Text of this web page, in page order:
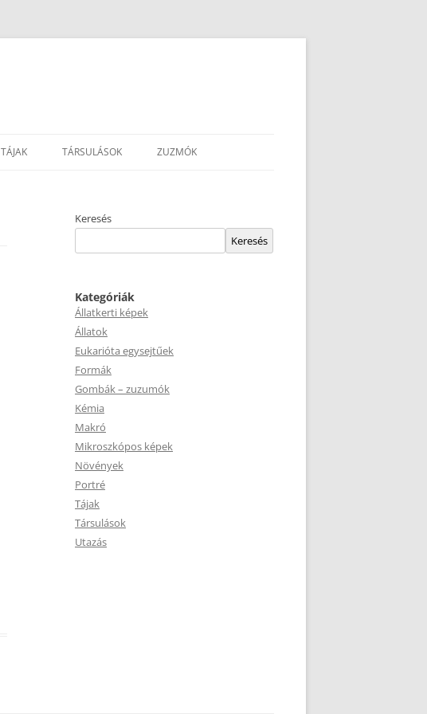
TÁJAK TÁRSULÁSOK ZUZMÓK
Keresés
Keresés
Kategóriák
Állatkerti képek
Állatok
Eukarióta egysejtűek
Formák
Gombák – zuzumók
Kémia
Makró
Mikroszkópos képek
Növények
Portré
Tájak
Társulások
Utazás